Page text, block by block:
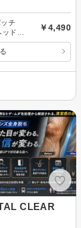
チ
ドス
￥4,490
CLEAR